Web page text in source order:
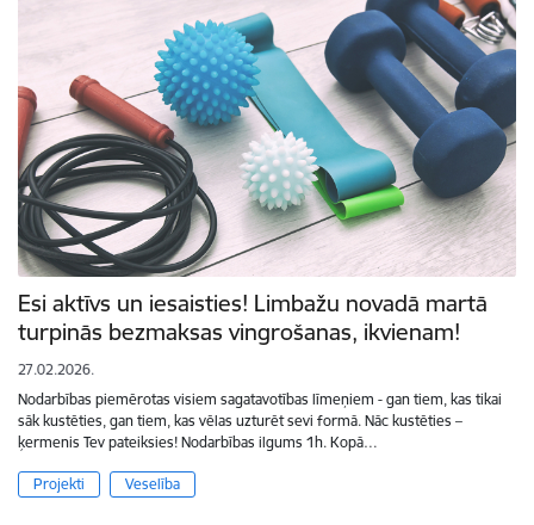
​​​​​​​Esi aktīvs un iesaisties! Limbažu novadā martā
turpinās bezmaksas vingrošanas, ikvienam!
27.02.2026.
Nodarbības piemērotas visiem sagatavotības līmeņiem - gan tiem, kas tikai
sāk kustēties, gan tiem, kas vēlas uzturēt sevi formā. Nāc kustēties –
ķermenis Tev pateiksies! Nodarbības ilgums 1h. Kopā…
Projekti Veselība